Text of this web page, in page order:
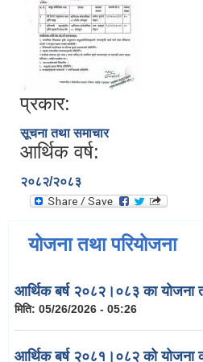
प्रकार:
सूचना तथा समाचार
आर्थिक वर्ष:
२०८२/२०८३
योजना तथा परियोजना
आर्थिक बर्ष २०८२।०८३ का योजना
मिति: 05/26/2026 - 05:26
आर्थिक बर्ष २०८१।०८२ को योजना